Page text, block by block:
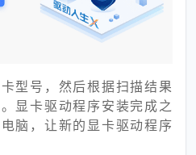
型号，然后根据扫描结果
显卡驱动程序安装完成之
脑，让新的显卡驱动程序